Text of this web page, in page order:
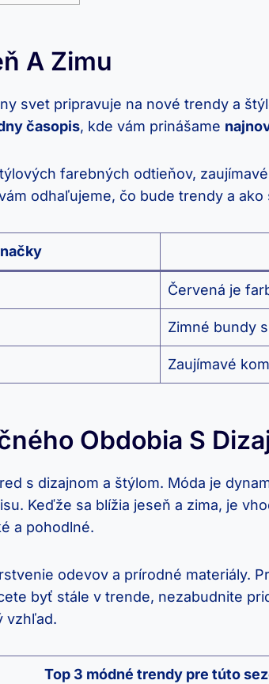
A Zimu
svet pripravuje na nové trendy a
časopis, kde vám prinášame
farebných odtieňov,
odhaľujeme, čo bude trendy a
Červená je
Zimné bundy
Zaujímavé
Obdobia S
s dizajnom a štýlom. Móda je
Keďže sa blížia jeseň a zima, je
a pohodlné.
odevov a prírodné materiály.
byť stále v trende, nezabudnite
vzhľad.
Top 3 módné trendy pre túto